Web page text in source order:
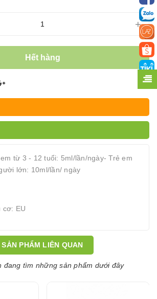
+
Hết hàng
từ 3 - 12 tuổi: 5ml/lần/ngày- Trẻ em
lớn: 10ml/lần/ ngày
cơ: EU
SẢN PHẨM LIÊN QUAN
đang tìm những sản phẩm dưới đây